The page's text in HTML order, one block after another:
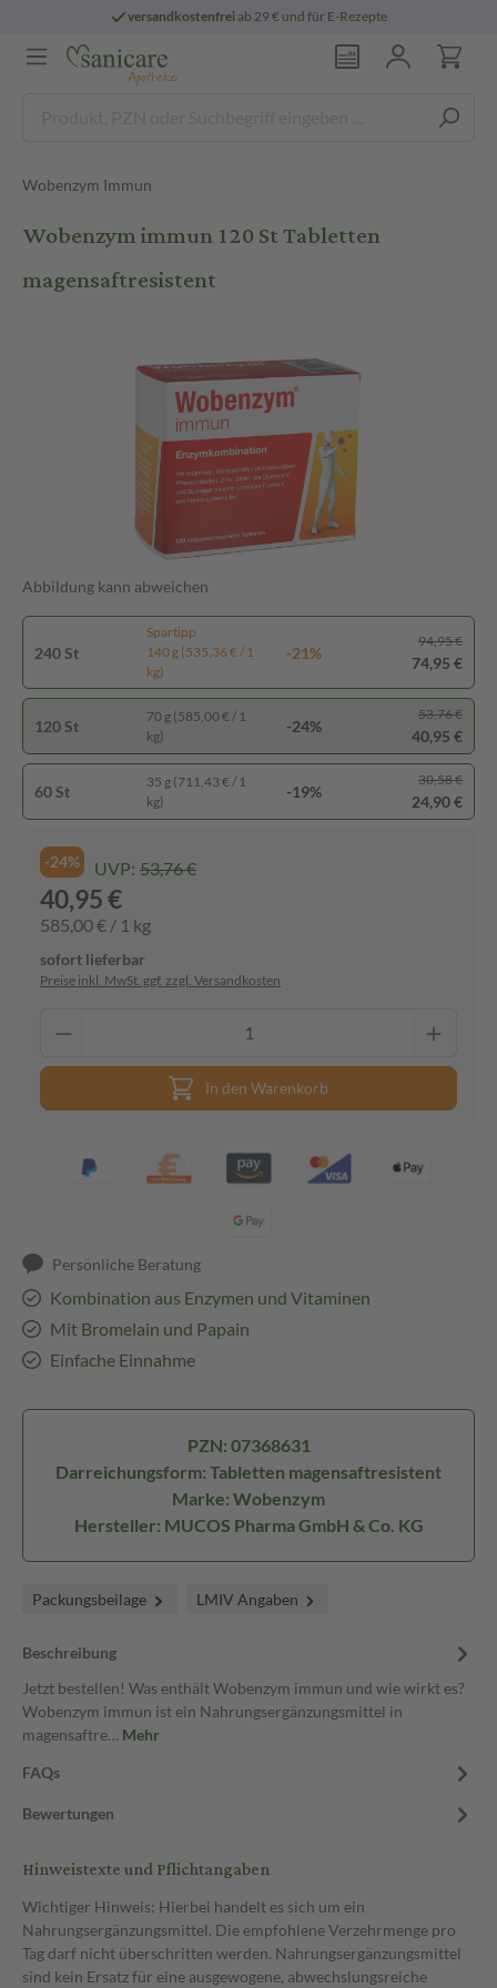
versandkostenfreiab 29 € und für E-Rezepte
Wobenzym Immun
Wobenzym immun 120 St Tabletten
magensaftresistent
Abbildung kann abweichen
240 St
Spartipp
140 g (535,36 € / 1
kg)
-21%
94,95 €
74,95 €
120 St
70 g (585,00 € / 1
kg)
-24%
53,76 €
40,95 €
60 St
35 g (711,43 € / 1
kg)
-19%
30,58 €
24,90 €
-24% UVP: 53,76 €
40,95 €
585,00 € / 1 kg
sofort lieferbar
Preise inkl. MwSt. ggf. zzgl. Versandkosten
In den Warenkorb
Persönliche Beratung
Kombination aus Enzymen und Vitaminen
Mit Bromelain und Papain
Einfache Einnahme
PZN: 07368631
Darreichungsform: Tabletten magensaftresistent
Marke: Wobenzym
Hersteller: MUCOS Pharma GmbH & Co. KG
Packungsbeilage LMIV Angaben
Beschreibung
Jetzt bestellen! Was enthält Wobenzym immun und wie wirkt es?
Wobenzym immun ist ein Nahrungsergänzungsmittel in
magensaftre… Mehr
FAQs
Bewertungen
Hinweistexte und Pflichtangaben
Wichtiger Hinweis: Hierbei handelt es sich um ein
Nahrungsergänzungsmittel. Die empfohlene Verzehrmenge pro
Tag darf nicht überschritten werden. Nahrungsergänzungsmittel
sind kein Ersatz für eine ausgewogene, abwechslungsreiche